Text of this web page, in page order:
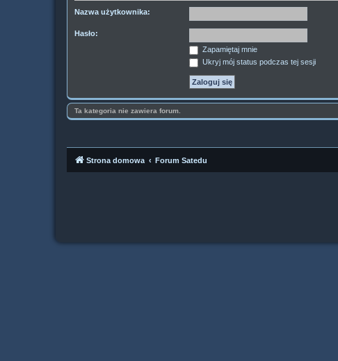
Nazwa użytkownika:
Hasło:
Zapamiętaj mnie
Ukryj mój status podczas tej sesji
Ta kategoria nie zawiera forum.
Strona domowa Forum Satedu